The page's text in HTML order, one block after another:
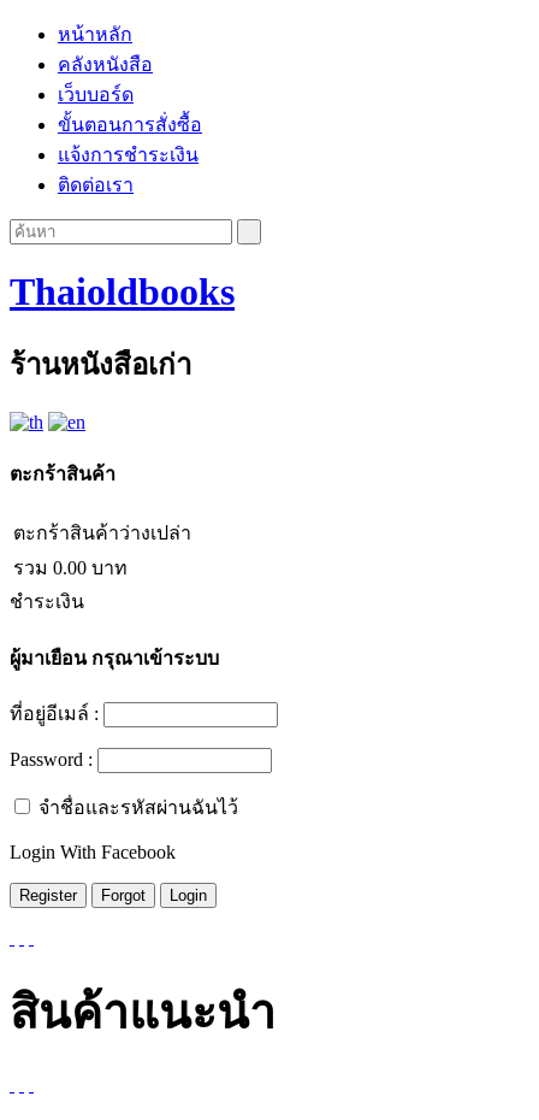
หน้าหลัก
คลังหนังสือ
เว็บบอร์ด
ขั้นตอนการสั่งซื้อ
แจ้งการชำระเงิน
ติดต่อเรา
Thaioldbooks
ร้านหนังสือเก่า
ตะกร้าสินค้า
ตะกร้าสินค้าว่างเปล่า
รวม 0.00 บาท
ชำระเงิน
ผู้มาเยือนกรุณาเข้าระบบ
ที่อยู่อีเมล์ :
Password :
จำชื่อและรหัสผ่านฉันไว้
Login With Facebook
สินค้าแนะนำ